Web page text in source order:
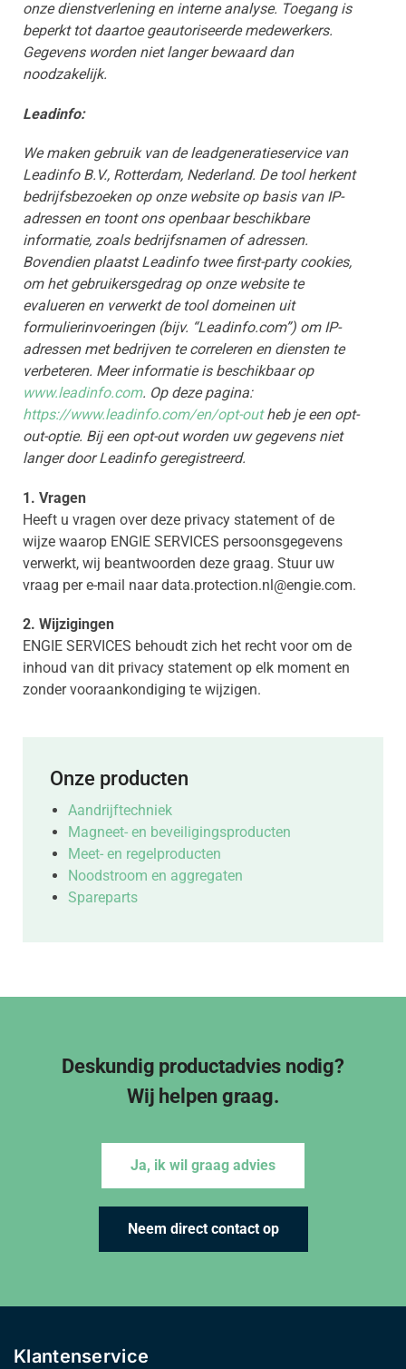
onze dienstverlening en interne analyse. Toegang is
beperkt tot daartoe geautoriseerde medewerkers.
Gegevens worden niet langer bewaard dan
noodzakelijk.
Leadinfo:
We maken gebruik van de leadgeneratieservice van
Leadinfo B.V., Rotterdam, Nederland. De tool herkent
bedrijfsbezoeken op onze website op basis van IP-
adressen en toont ons openbaar beschikbare
informatie, zoals bedrijfsnamen of adressen.
Bovendien plaatst Leadinfo twee first-party cookies,
om het gebruikersgedrag op onze website te
evalueren en verwerkt de tool domeinen uit
formulierinvoeringen (bijv. “Leadinfo.com”) om IP-
adressen met bedrijven te correleren en diensten te
verbeteren. Meer informatie is beschikbaar op
www.leadinfo.com. Op deze pagina:
https://www.leadinfo.com/en/opt-outheb je een opt-
out-optie. Bij een opt-out worden uw gegevens niet
langer door Leadinfo geregistreerd.
1. Vragen
Heeft u vragen over deze privacy statement of de
wijze waarop ENGIE SERVICES persoonsgegevens
verwerkt, wij beantwoorden deze graag. Stuur uw
vraag per e-mail naar data.protection.nl@engie.com.
2. Wijzigingen
ENGIE SERVICES behoudt zich het recht voor om de
inhoud van dit privacy statement op elk moment en
zonder vooraankondiging te wijzigen.
Onze producten
Aandrijftechniek
Magneet- en beveiligingsproducten
Meet- en regelproducten
Noodstroom en aggregaten
Spareparts
Deskundig productadvies nodig?
Wij helpen graag.
Ja, ik wil graag advies
Neem direct contact op
Klantenservice